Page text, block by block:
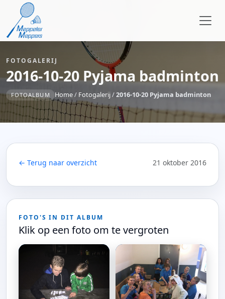
FOTOGALERIJ
2016-10-20 Pyjama badminton
FOTOALBUM Home/ Fotogalerij/2016-10-20 Pyjama badminton
← Terug naar overzicht 21 oktober 2016
FOTO'S IN DIT ALBUM
Klik op een foto om te vergroten